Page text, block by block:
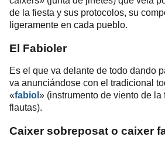
de la fiesta y sus protocolos, su
ligeramente en cada pueblo.
El Fabioler
Es el que va delante de todo dando
va anunciándose con el tradicional
«fabiol» (instrumento de viento de la
flautas).
Caixer sobreposat o caixer